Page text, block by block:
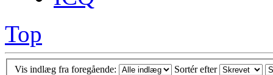
Top
Vis indlæg fra foregående: Sortér efter